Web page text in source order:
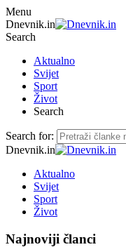
Menu
Dnevnik.in
Search
Aktualno
Svijet
Sport
Život
Search
Search for:
Dnevnik.in
Aktualno
Svijet
Sport
Život
Najnoviji članci